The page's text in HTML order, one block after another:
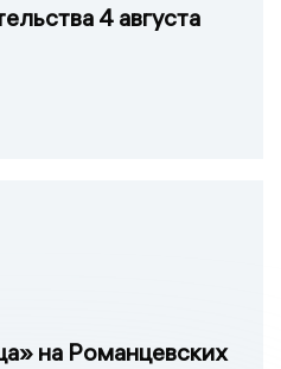
4 августа
на Романцевских